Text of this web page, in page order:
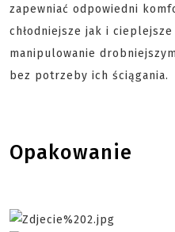
zapewniać odpowiedni
chłodniejsze jak i
manipulowanie
bez potrzeby ich ściągania.
Opakowanie